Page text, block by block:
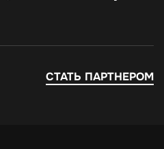
СТАТЬ ПАРТНЕРОМ